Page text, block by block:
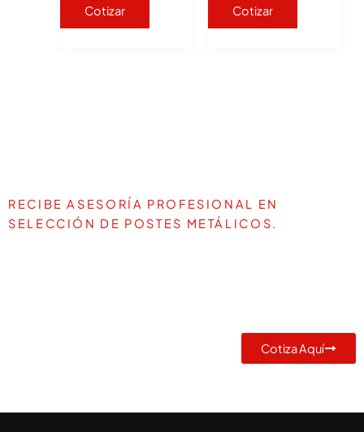
Cotizar Cotizar
RECIBE ASESORÍA PROFESIONAL EN
SELECCIÓN DE POSTES METÁLICOS.
Cotiza Aquí